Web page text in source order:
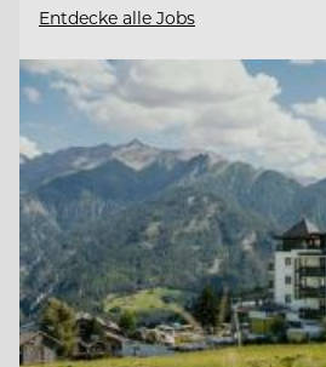
Entdecke alle Jobs